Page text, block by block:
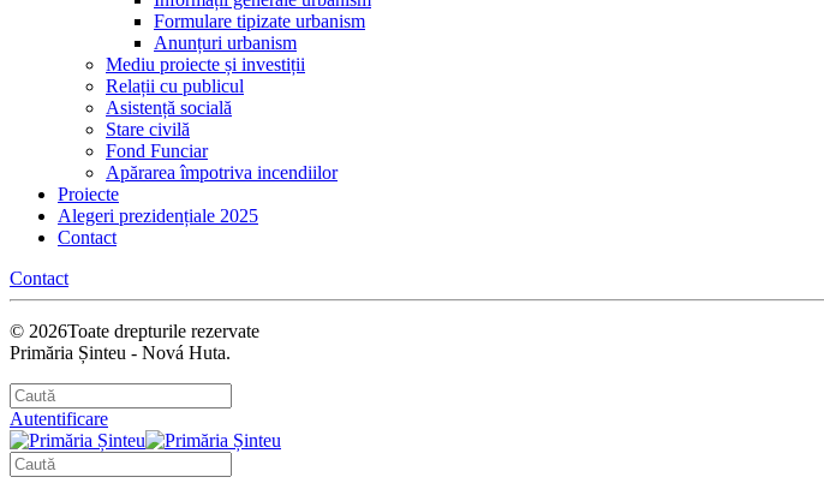
Formulare tipizate urbanism
Anunțuri urbanism
Mediu proiecte și investiții
Relații cu publicul
Asistență socială
Stare civilă
Fond Funciar
Apărarea împotriva incendiilor
Proiecte
Alegeri prezidențiale 2025
Contact
Contact
© 2026Toate drepturile rezervate
Primăria Șinteu - Nová Huta.
Autentificare